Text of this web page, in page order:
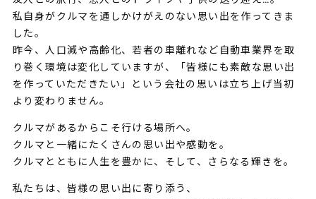
私自身がクルマを通しかけがえのない思い出を作ってきま
した。
昨今、人口減や高齢化、若者の車離れなど自動車業界を取
り巻く環境は変化していますが、「皆様にも素敵な思い出
を作っていただきたい」という会社の思いは立ち上げ当初
より変わりません。
クルマがあるからこそ行ける場所へ。
クルマと一緒にたくさんの思い出や感動を。
クルマとともに人生を豊かに、そして、さらなる輝きを。
私たちは、皆様の思い出に寄り添う、